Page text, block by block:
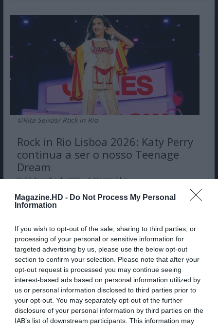
Magazine.HD - Do Not Process My Personal
Information
If you wish to opt-out of the sale, sharing to third parties, or
processing of your personal or sensitive information for
targeted advertising by us, please use the below opt-out
section to confirm your selection. Please note that after your
opt-out request is processed you may continue seeing
interest-based ads based on personal information utilized by
us or personal information disclosed to third parties prior to
your opt-out. You may separately opt-out of the further
disclosure of your personal information by third parties on the
IAB’s list of downstream participants. This information may
©Rita Seixas/ Rock in Rio
Rock in Rio Lisboa 2026: Katy Perry
continua a ser o nosso Teenage
Dream
22 de Junho de 2026 Maggie Silva
No primeiro dia do Rock in Rio Lisboa em 2026, a cantora
norte-americana Katy Perry provou ser ainda um talento
Ler mais...
Pub